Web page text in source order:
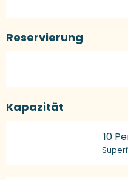
Reservierung
Kapazität
10